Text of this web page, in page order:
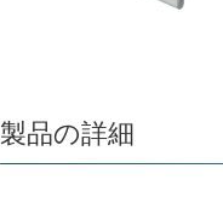
製品の詳細